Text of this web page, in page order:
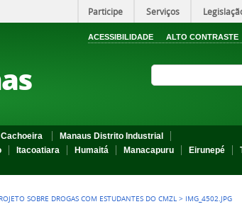
Participe Serviços
ACESSIBILIDADE ALTO CONTRASTE
Manaus Distrito Industrial
Itacoatiara Humaitá Manacapuru Eirunepé
SOBRE DROGAS COM ESTUDANTES DO CMZL > IMG_4502.JPG